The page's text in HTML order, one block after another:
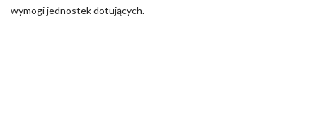
wymogi jednostek dotujących.